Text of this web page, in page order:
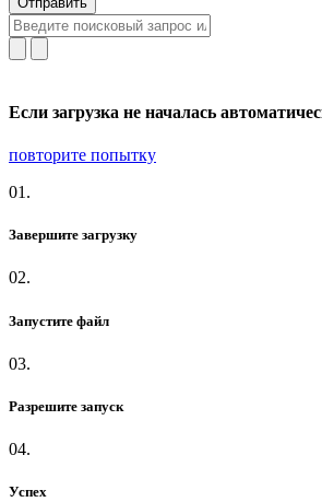
Если загрузка не началась
повторите попытку
01.
Завершите загрузку
02.
Запустите файл
03.
Разрешите запуск
04.
Успех